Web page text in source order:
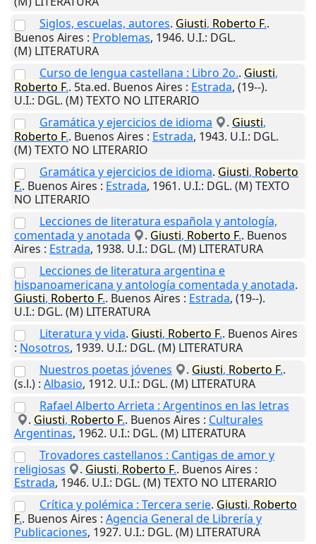
Siglos, escuelas, autores. Giusti, Roberto F..
Buenos Aires : Problemas, 1946. U.I.: DGL.
(M) LITERATURA
Curso de lengua castellana : Libro 2o.. Giusti,
Roberto F.. 5ta.ed. Buenos Aires : Estrada, (19--).
U.I.: DGL. (M) TEXTO NO LITERARIO
Gramática y ejercicios de idioma
. Giusti,
Roberto F.. Buenos Aires : Estrada, 1943. U.I.: DGL.
(M) TEXTO NO LITERARIO
Gramática y ejercicios de idioma. Giusti, Roberto
F.. Buenos Aires : Estrada, 1961. U.I.: DGL. (M) TEXTO
NO LITERARIO
Lecciones de literatura española y antología,
comentada y anotada
. Giusti, Roberto F.. Buenos
Aires : Estrada, 1938. U.I.: DGL. (M) LITERATURA
Lecciones de literatura argentina e
hispanoamericana y antología comentada y anotada.
Giusti, Roberto F.. Buenos Aires : Estrada, (19--).
U.I.: DGL. (M) LITERATURA
Literatura y vida. Giusti, Roberto F.. Buenos Aires
: Nosotros, 1939. U.I.: DGL. (M) LITERATURA
Nuestros poetas jóvenes
. Giusti, Roberto F..
(s.l.) : Albasio, 1912. U.I.: DGL. (M) LITERATURA
Rafael Alberto Arrieta : Argentinos en las letras
. Giusti, Roberto F.. Buenos Aires : Culturales
Argentinas, 1962. U.I.: DGL. (M) LITERATURA
Trovadores castellanos : Cantigas de amor y
religiosas
. Giusti, Roberto F.. Buenos Aires :
Estrada, 1946. U.I.: DGL. (M) TEXTO NO LITERARIO
Crítica y polémica : Tercera serie. Giusti, Roberto
F.. Buenos Aires : Agencia General de Librería y
Publicaciones, 1927. U.I.: DGL. (M) LITERATURA